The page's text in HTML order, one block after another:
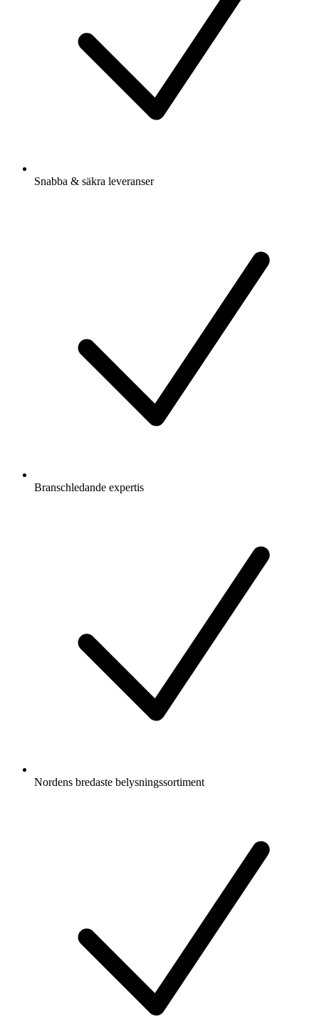
Snabba & säkra leveranser
Branschledande expertis
Nordens bredaste belysningssortiment